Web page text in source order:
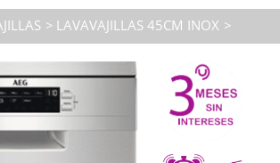
LAVAVAJILLAS 45CM INOX